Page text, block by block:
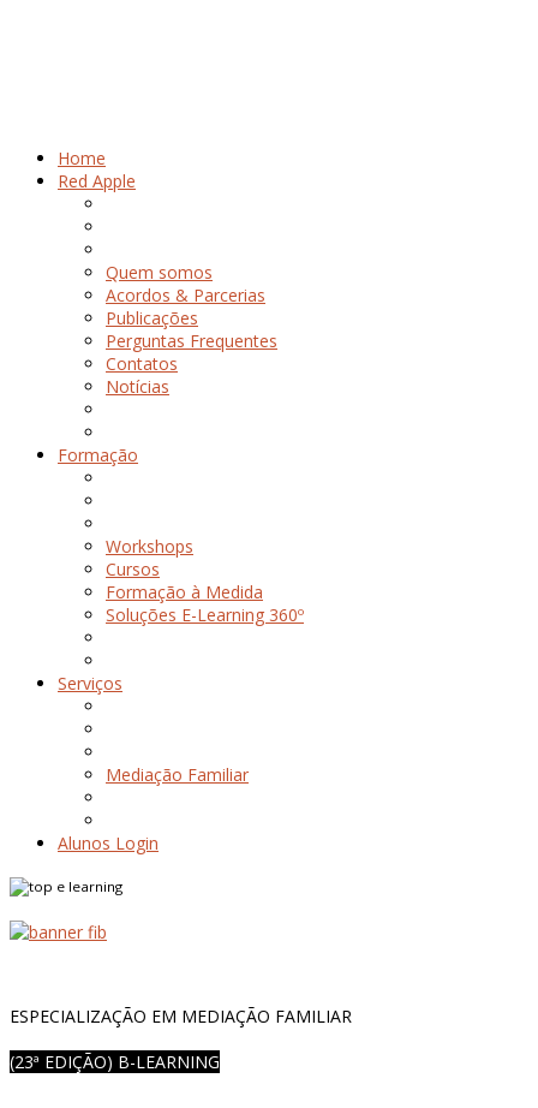
Home
Red Apple
Quem somos
Acordos & Parcerias
Publicações
Perguntas Frequentes
Contatos
Notícias
Formação
Workshops
Cursos
Formação à Medida
Soluções E-Learning 360º
Serviços
Mediação Familiar
Alunos Login
ESPECIALIZAÇÃO EM MEDIAÇÃO FAMILIAR
(23ª EDIÇÃO) B-LEARNING